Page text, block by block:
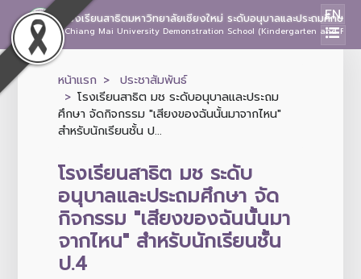
โรงเรียนสาธิตมหาวิทยาลัยเชียงใหม่ ระดับอนุบาลและประถมศึกษา
Chiang Mai University Demonstration School (Kindergarten and
EN
หน้าแรก
ประชาสัมพันธ์
โรงเรียนสาธิต มช ระดับอนุบาลและประถม
ศึกษา จัดกิจกรรม "เสียงของฉันนั้นมาจากไหน"
สำหรับนักเรียนชั้น ป...
โรงเรียนสาธิต มช ระดับ
อนุบาลและประถมศึกษา จัด
กิจกรรม "เสียงของฉันนั้นมา
จากไหน" สำหรับนักเรียนชั้น
ป.4